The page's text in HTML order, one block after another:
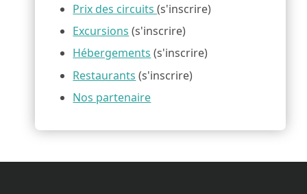
Prix des circuits(s'inscrire)
Excursions (s'inscrire)
Hébergements (s'inscrire)
Restaurants (s'inscrire)
Nos partenaire